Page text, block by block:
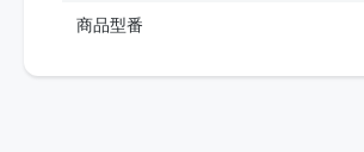
商品型番